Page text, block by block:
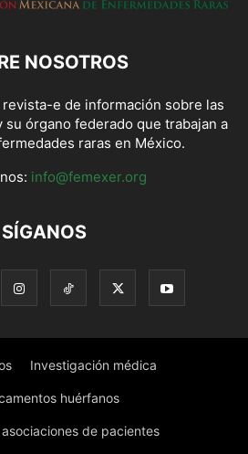
NOSOTROS
revista-e de información sobre las
su órgano federado que trabajan a
raras en México.
info@femexer.org
SÍGANOS
Investigación médica
huérfanos
de pacientes